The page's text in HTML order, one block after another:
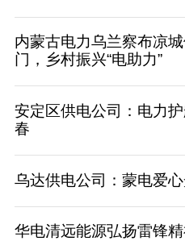
内蒙古电力乌兰察布凉
门，乡村振兴“电助力”
安定区供电公司：电力
春
乌达供电公司：蒙电爱
华电清远能源弘扬雷锋